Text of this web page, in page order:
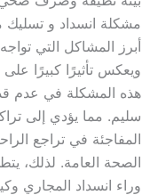
مشكلة انسداد و تسليك
أبرز المشاكل التي
ويعكس تأثيرًا كبيرًا
هذه المشكلة في عدم
سليم. مما يؤدي إلى
المفاجئة في تراجع
الصحة العامة. لذلك،
وراء انسداد المجاري